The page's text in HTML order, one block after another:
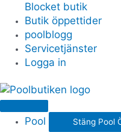
Blocket butik
Butik öppettider
poolblogg
Servicetjänster
Logga in
Pool Stäng Pool